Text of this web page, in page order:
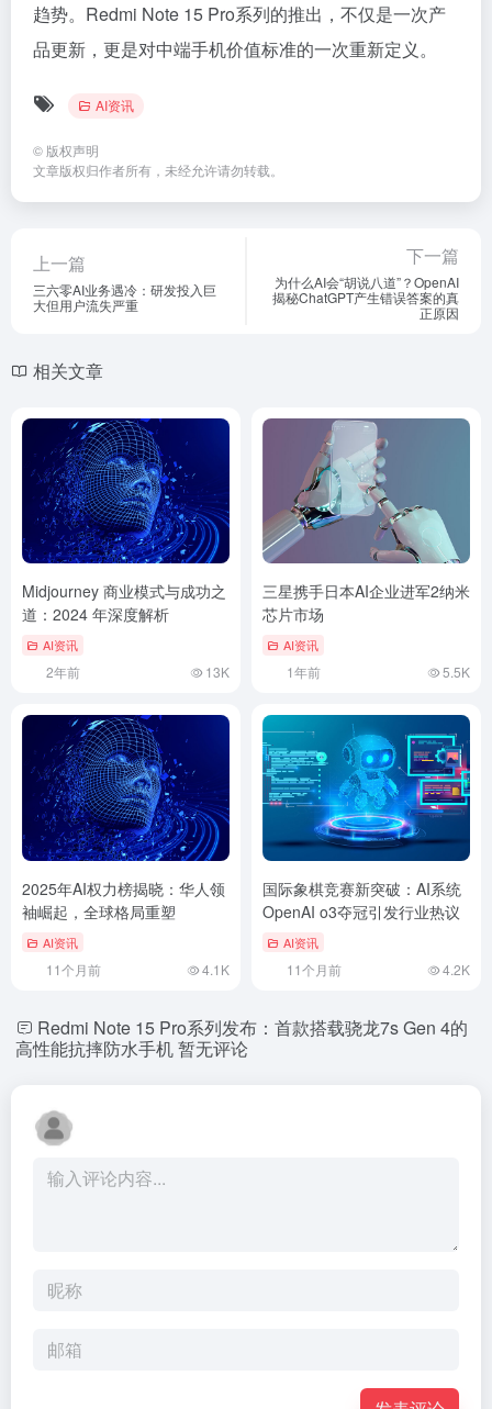
趋势。Redmi Note 15 Pro系列的推出，不仅是一次产
品更新，更是对中端手机价值标准的一次重新定义。
AI资讯
© 版权声明
文章版权归作者所有，未经允许请勿转载。
上一篇
三六零AI业务遇冷：研发投入巨
大但用户流失严重
下一篇
为什么AI会“胡说八道”？OpenAI
揭秘ChatGPT产生错误答案的真
正原因
相关文章
Midjourney 商业模式与成功之
道：2024 年深度解析
AI资讯
2年前 13K
三星携手日本AI企业进军2纳米
芯片市场
AI资讯
1年前 5.5K
2025年AI权力榜揭晓：华人领
袖崛起，全球格局重塑
AI资讯
11个月前 4.1K
国际象棋竞赛新突破：AI系统
OpenAI o3夺冠引发行业热议
AI资讯
11个月前 4.2K
Redmi Note 15 Pro系列发布：首款搭载骁龙7s Gen 4的
高性能抗摔防水手机暂无评论